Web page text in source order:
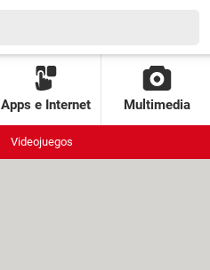
Apps e Internet Multimedia
Videojuegos